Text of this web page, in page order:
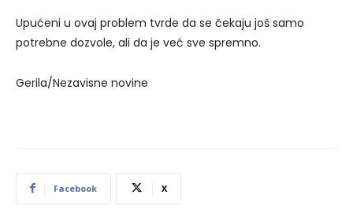
Upućeni u ovaj problem tvrde da se čekaju još samo
potrebne dozvole, ali da je već sve spremno.
Gerila/Nezavisne novine
Facebook X